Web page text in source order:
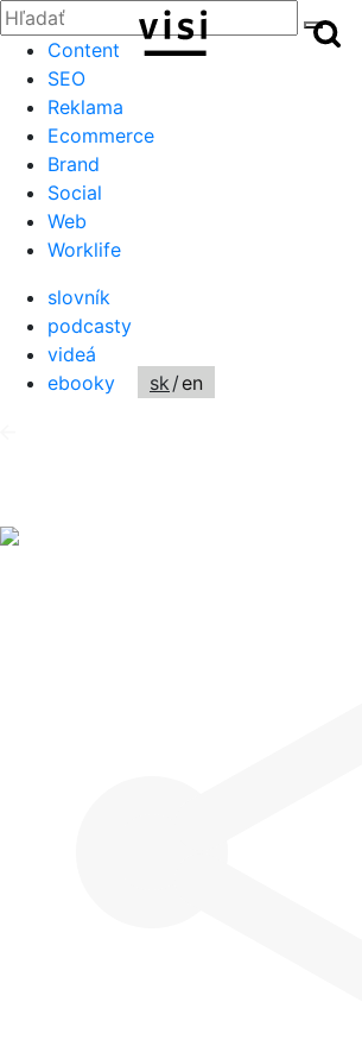
Zatvoriť
Hľadať:
Hľadať
Content
SEO
Reklama
Ecommerce
Brand
Social
Web
Worklife
slovník
podcasty
videá
ebooky
sk/en